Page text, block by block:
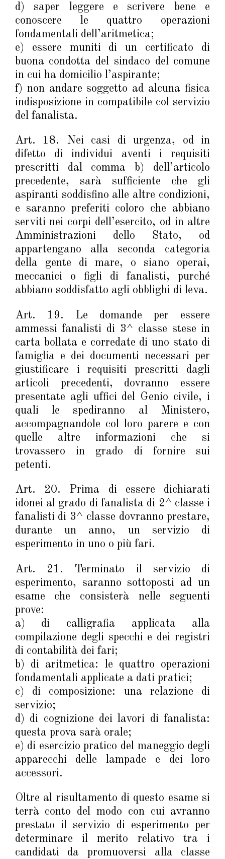
d) saper leggere e scrivere bene e
conoscere le quattro operazioni
fondamentali dell’aritmetica;
e) essere muniti di un certificato di
buona condotta del sindaco del comune
in cui ha domicilio l’aspirante;
f) non andare soggetto ad alcuna fisica
indisposizione in­ compatibile col servizio
del fanalista.
Art. 18. Nei casi di urgenza, od in
difetto di individui aventi i requisiti
prescritti dal comma b) dell’articolo
precedente, sarà sufficiente che gli
aspiranti soddisfino alle altre condizioni,
e saranno preferiti coloro che abbiano
serviti nei corpi dell’esercito, od in altre
Amministrazioni dello Stato, od
appartengano alla seconda categoria
della gente di mare, o siano operai,
meccanici o figli di fanalisti, purché
abbiano soddisfatto agli obblighi di leva.
Art. 19. Le domande per essere
ammessi fanalisti di 3^ classe stese in
carta bollata e corredate di uno stato di
famiglia e dei documenti necessari per
giustificare i requisiti prescritti dagli
articoli precedenti, dovranno essere
presentate agli uffici del Genio civile, i
quali le spediranno al Ministero,
accompagnandole col loro parere e con
quelle altre informazioni che si
trovassero in grado di fornire sui
petenti.
Art. 20. Prima di essere dichiarati
idonei al grado di fanalista di 2^ classe i
fanalisti di 3^ classe dovranno prestare,
durante un anno, un servizio di
esperimento in uno o più fari.
Art. 21. Terminato il servizio di
esperimento, saranno sottoposti ad un
esame che consisterà nelle seguenti
prove:
a) di calligrafia applicata alla
compilazione degli specchi e dei registri
di contabilità dei fari;
b) di aritmetica: le quattro operazioni
fondamentali applicate a dati pratici;
c) di composizione: una relazione di
servizio;
d) di cognizione dei lavori di fanalista:
questa prova sarà orale;
e) di esercizio pratico del maneggio degli
apparecchi delle lampade e dei loro
accessori.
Oltre al risultamento di questo esame si
terrà conto del modo con cui avranno
prestato il servizio di esperimento per
determinare il merito relativo tra i
candidati da promuoversi alla classe